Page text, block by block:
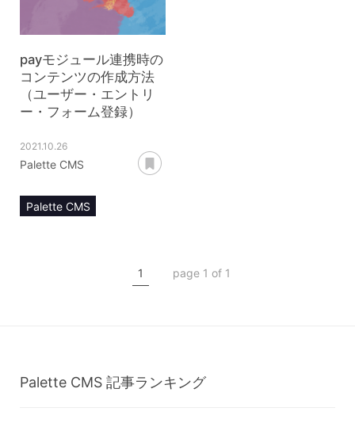
payモジュール連携時の
コンテンツの作成方法
（ユーザー・エントリ
ー・フォーム登録）
2021.10.26
Palette CMS
Palette CMS
コンテンツタイプ【pay】
1 page 1 of 1
Palette CMS 記事ランキング